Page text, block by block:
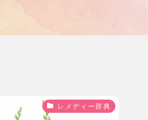
レメディー辞典